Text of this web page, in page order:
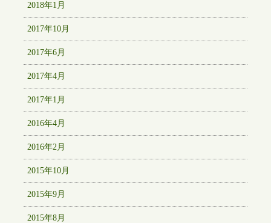
2018年1月
2017年10月
2017年6月
2017年4月
2017年1月
2016年4月
2016年2月
2015年10月
2015年9月
2015年8月